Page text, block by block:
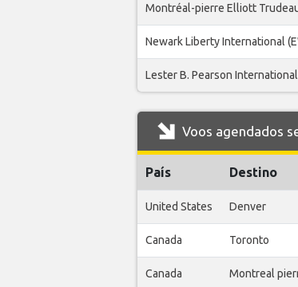
Montréal-pierre Elliott
Newark Liberty International
Lester B. Pearson
Voos agendados
País Destino
United States Denver
Canada Toronto
Canada Montreal